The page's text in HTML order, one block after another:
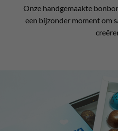
Onze handgemaakte
een bijzonder moment om